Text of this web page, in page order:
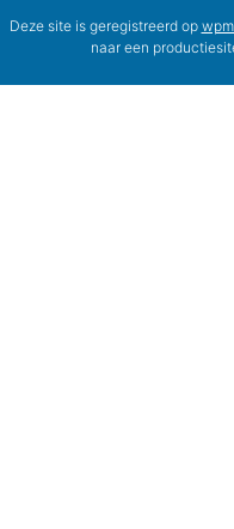
Deze site is geregistreerd op
naar een